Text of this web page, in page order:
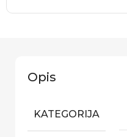
Opis
KATEGORIJA